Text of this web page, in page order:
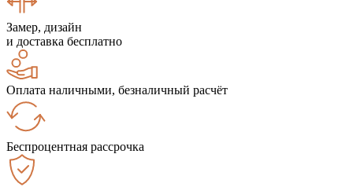
Замер, дизайн
и доставка бесплатно
Оплата наличными, безналичный расчёт
Беспроцентная рассрочка